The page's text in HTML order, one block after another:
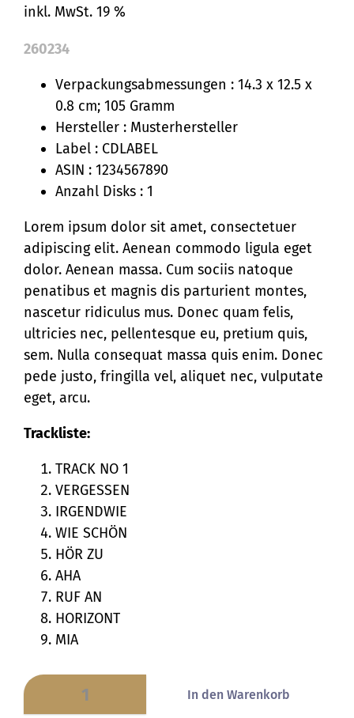
inkl. MwSt. 19 %
260234
Verpackungsabmessungen : 14.3 x 12.5 x
0.8 cm; 105 Gramm
Hersteller : Musterhersteller
Label : CDLABEL
ASIN : 1234567890
Anzahl Disks : 1
Lorem ipsum dolor sit amet, consectetuer
adipiscing elit. Aenean commodo ligula eget
dolor. Aenean massa. Cum sociis natoque
penatibus et magnis dis parturient montes,
nascetur ridiculus mus. Donec quam felis,
ultricies nec, pellentesque eu, pretium quis,
sem. Nulla consequat massa quis enim. Donec
pede justo, fringilla vel, aliquet nec, vulputate
eget, arcu.
Trackliste:
TRACK NO 1
VERGESSEN
IRGENDWIE
WIE SCHÖN
HÖR ZU
AHA
RUF AN
HORIZONT
MIA